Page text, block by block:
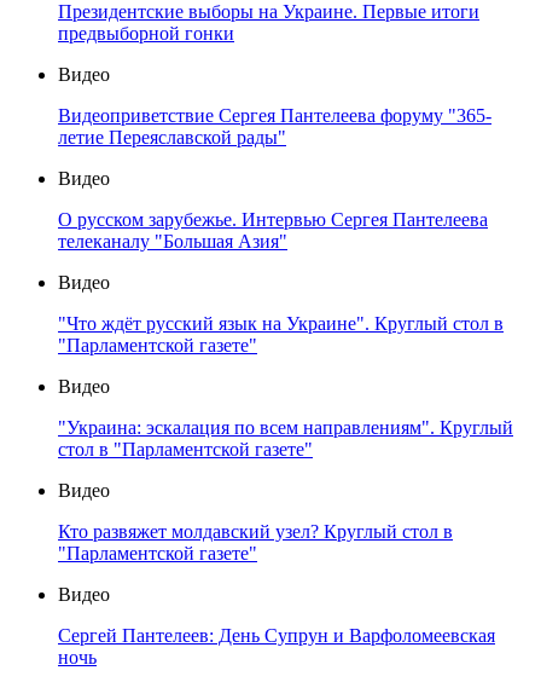
Президентские выборы на Украине. Первые итоги
предвыборной гонки
Видео
Видеоприветствие Сергея Пантелеева форуму "365-
летие Переяславской рады"
Видео
О русском зарубежье. Интервью Сергея Пантелеева
телеканалу "Большая Азия"
Видео
"Что ждёт русский язык на Украине". Круглый стол в
"Парламентской газете"
Видео
"Украина: эскалация по всем направлениям". Круглый
стол в "Парламентской газете"
Видео
Кто развяжет молдавский узел? Круглый стол в
"Парламентской газете"
Видео
Сергей Пантелеев: День Супрун и Варфоломеевская
ночь